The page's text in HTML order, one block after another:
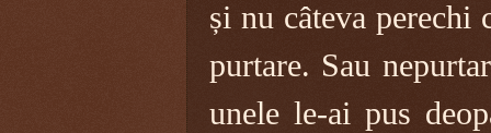
și nu câteva
purtare. Sau
unele le-ai pus